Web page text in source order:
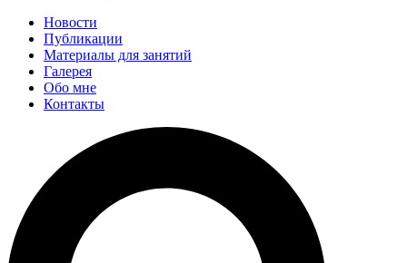
Новости
Публикации
Материалы для занятий
Галерея
Обо мне
Контакты